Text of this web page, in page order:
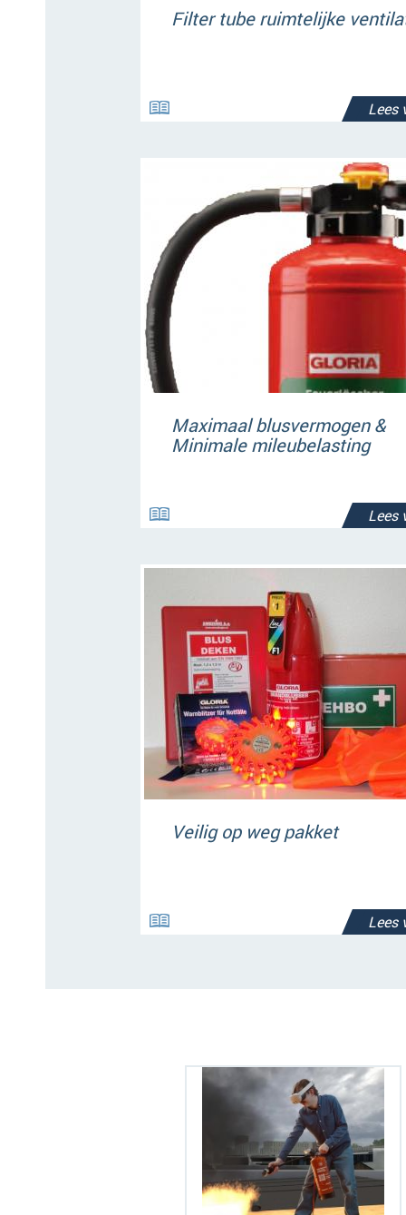
Filter tube ruimtelijke
Lees
Maximaal blusvermogen &
Minimale mileubelasting
Lees
Veilig op weg pakket
Lees